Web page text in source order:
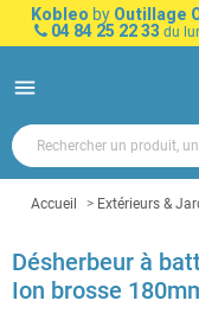
Kobleo by Outillage
04 84 25 22 33 du
menu
Accueil Extérieurs &
Désherbeur à
Ion brosse